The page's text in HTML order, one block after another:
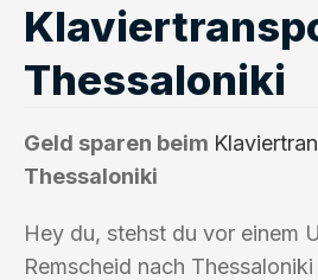
Thessaloniki
Geld sparen beim
Thessaloniki
Hey du, stehst du vor einem
Remscheid nach